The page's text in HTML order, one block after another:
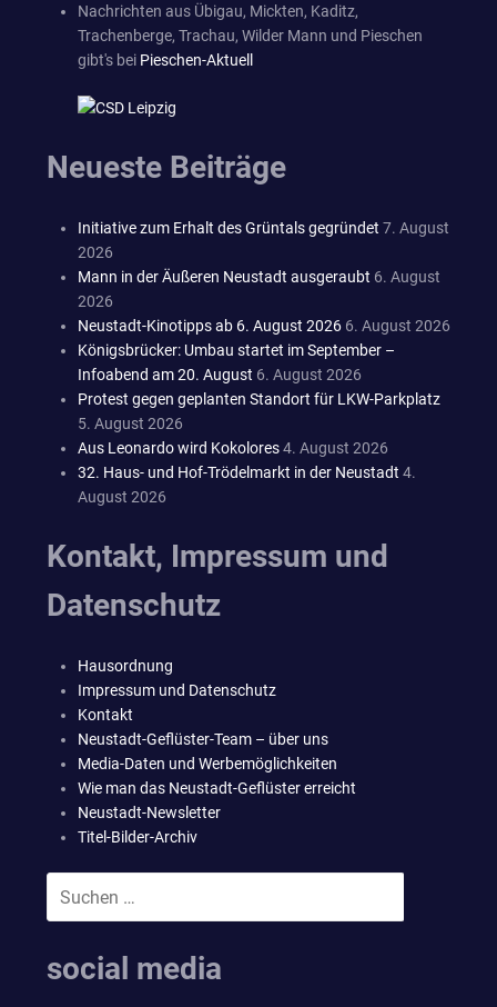
Nachrichten aus Übigau, Mickten, Kaditz,
Trachenberge, Trachau, Wilder Mann und Pieschen
gibt's bei Pieschen-Aktuell
Neueste Beiträge
Initiative zum Erhalt des Grüntals gegründet 7. August
2026
Mann in der Äußeren Neustadt ausgeraubt 6. August
2026
Neustadt-Kinotipps ab 6. August 2026 6. August 2026
Königsbrücker: Umbau startet im September –
Infoabend am 20. August 6. August 2026
Protest gegen geplanten Standort für LKW-Parkplatz
5. August 2026
Aus Leonardo wird Kokolores4. August 2026
32. Haus- und Hof-Trödelmarkt in der Neustadt 4.
August 2026
Kontakt, Impressum und
Datenschutz
Hausordnung
Impressum und Datenschutz
Kontakt
Neustadt-Geflüster-Team – über uns
Media-Daten und Werbemöglichkeiten
Wie man das Neustadt-Geflüster erreicht
Neustadt-Newsletter
Titel-Bilder-Archiv
nach:
social media